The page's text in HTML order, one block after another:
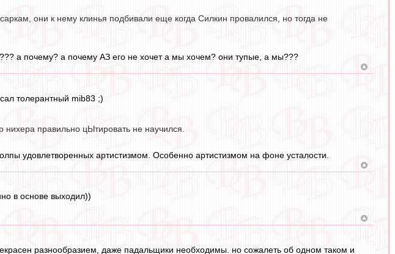
они к нему клинья подбивали еще когда Силкин провалился, но тогда не
а почему? а почему АЗ его не хочет а мы хочем? они тупые, а мы???
толерантный mib83 ;)
правильно цЫтировать не научился.
удовлетворенных артистизмом. Особенно артистизмом на фоне усталости.
в основе выходил))
разнообразием, даже падальщики необходимы. но сожалеть об одном таком и